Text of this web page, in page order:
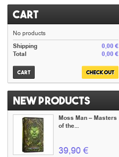
Cart
No products
0,00 €
Shipping
0,00 €
Total
Cart Check out
New products
Moss Man – Masters
of the...
39,90 €